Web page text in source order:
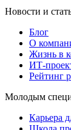
Новости и
Блог
О
Жизнь в
ИТ-
Рейтинг
Молодым
Карьера